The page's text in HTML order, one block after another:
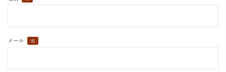
メール ※